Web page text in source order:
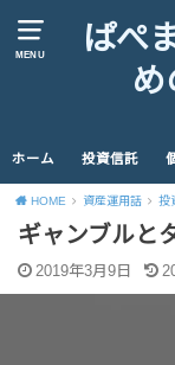
MENU
ぱぺ
め
ホーム 投資信託
HOME 資産運用話 投
ギャンブルと
2019年3月9日